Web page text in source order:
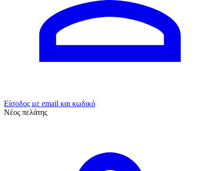
Είσοδος με email και κωδικό
Νέος πελάτης